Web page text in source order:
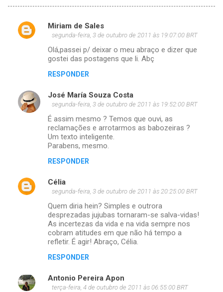
C
t
Miriam de Sales
segunda-feira, 3 de outubro de 2011 às 19:07:00 BRT
Olá,passei p/ deixar o meu abraço e dizer que
gostei das postagens que li. Abç
RESPONDER
José María Souza Costa
segunda-feira, 3 de outubro de 2011 às 19:52:00 BRT
É assim mesmo ? Temos que ouvi, as
reclamações e arrotarmos as babozeiras ?
Um texto inteligente.
Parabens, mesmo.
RESPONDER
Célia
segunda-feira, 3 de outubro de 2011 às 20:25:00 BRT
Quem diria hein? Simples e outrora
desprezadas jujubas tornaram-se salva-vidas!
As incertezas da vida e na vida sempre nos
cobram atitudes em que não há tempo a
refletir. É agir! Abraço, Célia.
RESPONDER
Antonio Pereira Apon
terça-feira, 4 de outubro de 2011 às 06:55:00 BRT